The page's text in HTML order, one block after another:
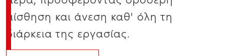
αίσθηση και άνεση καθ' όλη τη
διάρκεια της εργασίας.